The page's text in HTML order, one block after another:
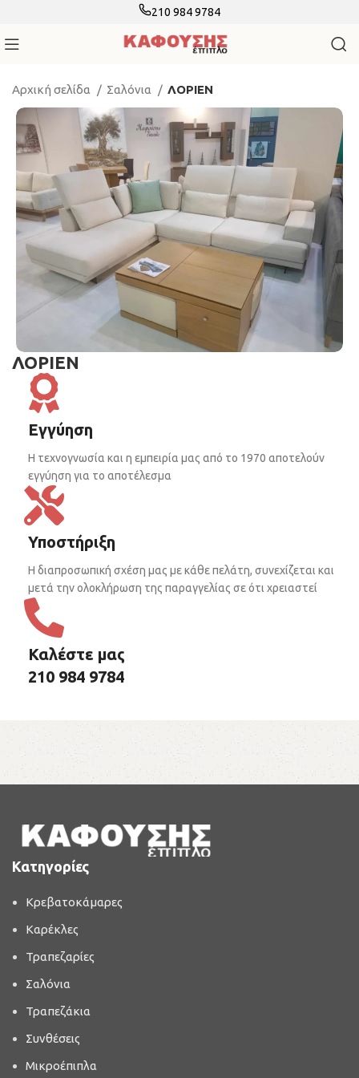
210 984 9784
Αρχική σελίδα Σαλόνια ΛΟΡΙΕΝ
ΛΟΡΙΕΝ
Εγγύηση
Η τεχνογνωσία και η εμπειρία μας από το 1970 αποτελούν
εγγύηση για το αποτέλεσμα
Υποστήριξη
Η διαπροσωπική σχέση μας με κάθε πελάτη, συνεχίζεται και
μετά την ολοκλήρωση της παραγγελίας σε ότι χρειαστεί
Καλέστε μας
210 984 9784
Κατηγορίες
Κρεβατοκάμαρες
Καρέκλες
Τραπεζαρίες
Σαλόνια
Τραπεζάκια
Συνθέσεις
Μικροέπιπλα